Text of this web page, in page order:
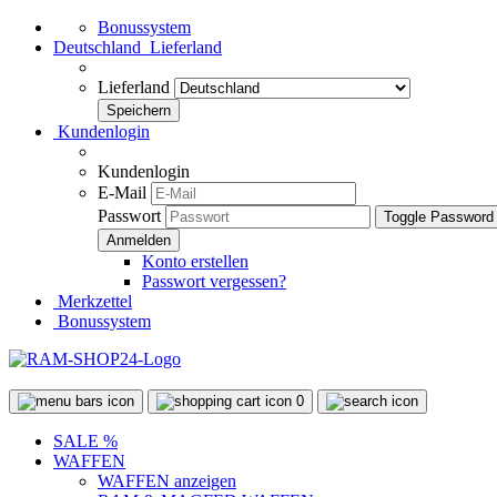
Bonussystem
Deutschland Lieferland
Lieferland
Kundenlogin
Kundenlogin
E-Mail
Passwort
Toggle
Konto erstellen
Passwort vergessen?
Merkzettel
Bonussystem
0
SALE %
WAFFEN
WAFFEN anzeigen